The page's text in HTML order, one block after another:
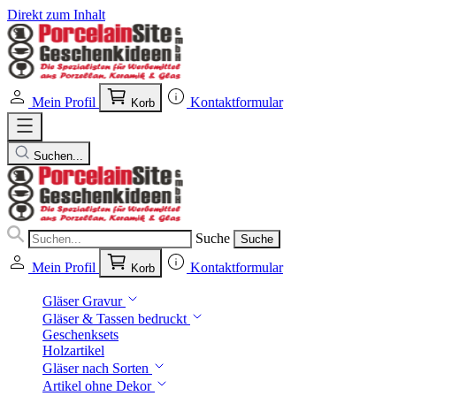
Direkt zum Inhalt
Mein Profil Korb Kontaktformular
Suchen...
Suche Suche
Mein Profil Korb Kontaktformular
Gläser Gravur
Gläser & Tassen bedruckt
Geschenksets
Holzartikel
Gläser nach Sorten
Artikel ohne Dekor